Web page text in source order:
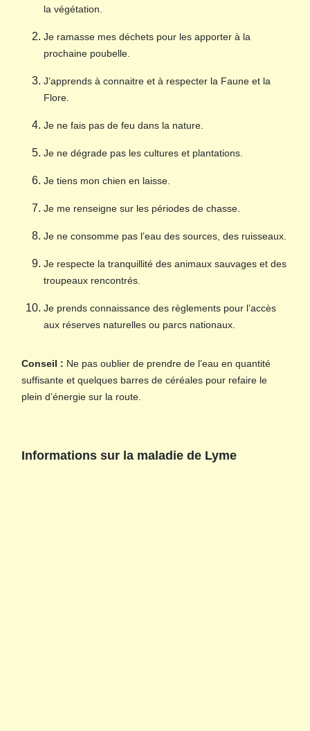
la végétation.
Je ramasse mes déchets pour les apporter à la
prochaine poubelle.
J’apprends à connaitre et à respecter la Faune et la
Flore.
Je ne fais pas de feu dans la nature.
Je ne dégrade pas les cultures et plantations.
Je tiens mon chien en laisse.
Je me renseigne sur les périodes de chasse.
Je ne consomme pas l’eau des sources, des ruisseaux.
Je respecte la tranquillité des animaux sauvages et des
troupeaux rencontrés.
Je prends connaissance des règlements pour l’accès
aux réserves naturelles ou parcs nationaux.
Conseil : Ne pas oublier de prendre de l’eau en quantité
suffisante et quelques barres de céréales pour refaire le
plein d’énergie sur la route.
Informations sur la maladie de Lyme